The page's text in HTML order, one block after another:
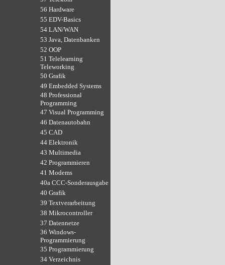
56 Hardware
55 EDV-Basics
54 LAN/WAN
53 Java, Datenbanken
52 OOP
51 Telelearning
Teleworking
50 Grafik
49 Embedded Systems
48 Professional
Programming
47 Visual Programming
46 Datenautobahn
45 CAD
44 Elektronik
43 Multimedia
42 Programmieren
41 Modems
40a CCC-Sonderausgabe
40 Grafik
39 Textverarbeitung
38 Mikrocontroller
37 Datennetze
36 Windows-
Programmierung
35 Programmierung
34 Verzeichnis